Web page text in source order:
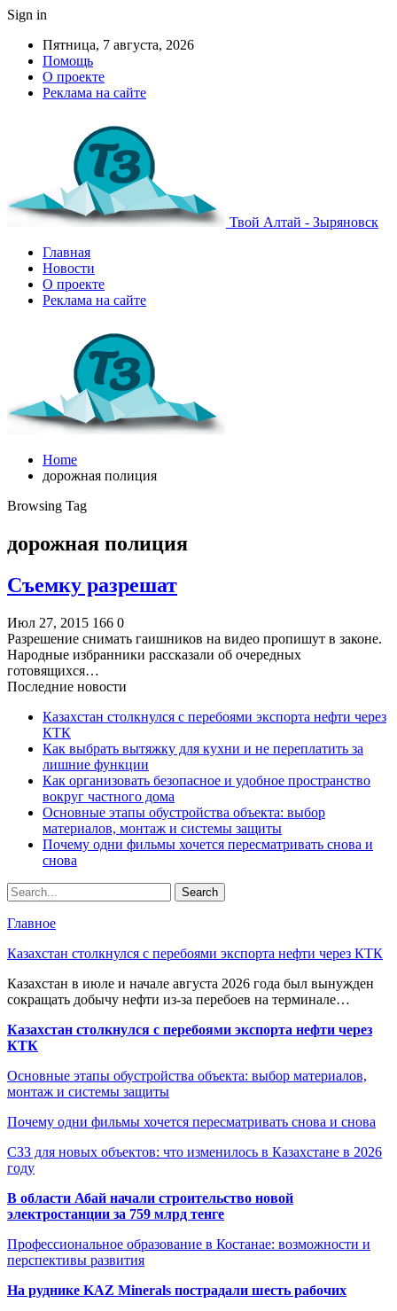
Sign in
Пятница, 7 августа, 2026
Помощь
О проекте
Реклама на сайте
Твой Алтай - Зыряновск
Главная
Новости
О проекте
Реклама на сайте
Home
дорожная полиция
Browsing Tag
дорожная полиция
Съемку разрешат
Июл 27, 2015 166 0
Разрешение снимать гаишников на видео пропишут в законе.
Народные избранники рассказали об очередных
готовящихся…
Последние новости
Казахстан столкнулся с перебоями экспорта нефти через
КТК
Как выбрать вытяжку для кухни и не переплатить за
лишние функции
Как организовать безопасное и удобное пространство
вокруг частного дома
Основные этапы обустройства объекта: выбор
материалов, монтаж и системы защиты
Почему одни фильмы хочется пересматривать снова и
снова
Главное
Казахстан столкнулся с перебоями экспорта нефти через КТК
Казахстан в июле и начале августа 2026 года был вынужден
сокращать добычу нефти из-за перебоев на терминале…
Казахстан столкнулся с перебоями экспорта нефти через
КТК
Основные этапы обустройства объекта: выбор материалов,
монтаж и системы защиты
Почему одни фильмы хочется пересматривать снова и снова
СЗЗ для новых объектов: что изменилось в Казахстане в 2026
году
В области Абай начали строительство новой
электростанции за 759 млрд тенге
Профессиональное образование в Костанае: возможности и
перспективы развития
На руднике KAZ Minerals пострадали шесть рабочих